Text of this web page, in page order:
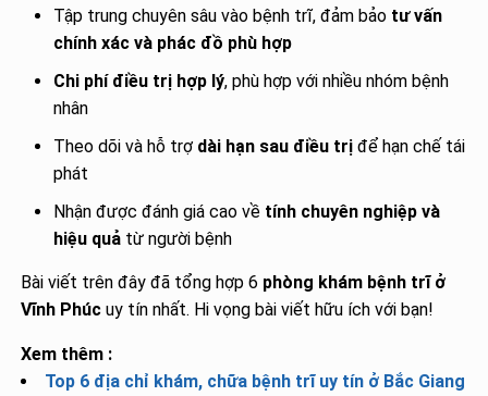
Tập trung chuyên sâu vào bệnh trĩ, đảm bảo tư vấn
chính xác và phác đồ phù hợp
Chi phí điều trị hợp lý, phù hợp với nhiều nhóm bệnh
nhân
Theo dõi và hỗ trợ dài hạn sau điều trị để hạn chế tái
phát
Nhận được đánh giá cao về tính chuyên nghiệp và
hiệu quả từ người bệnh
Bài viết trên đây đã tổng hợp 6 phòng khám bệnh trĩ ở
Vĩnh Phúc uy tín nhất. Hi vọng bài viết hữu ích với bạn!
Xem thêm :
Top 6 địa chỉ khám, chữa bệnh trĩ uy tín ở Bắc Giang